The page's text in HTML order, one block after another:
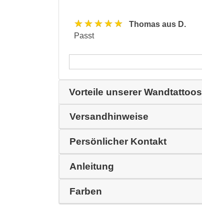
★★★★★
Thomas aus D.
Passt
Vorteile unserer Wandtattoos
Versandhinweise
Persönlicher Kontakt
Anleitung
Farben